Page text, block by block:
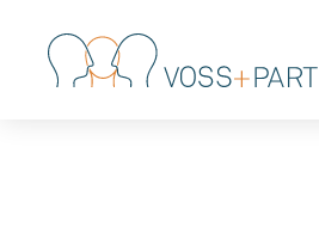
Skip to main content